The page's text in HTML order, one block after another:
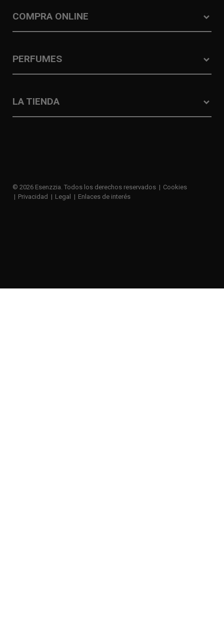
COMPRA ONLINE
PERFUMES
LA TIENDA
© 2026 Esenzzia. Todos los derechos reservados
Cookies
Privacidad
Legal Enlaces de interés